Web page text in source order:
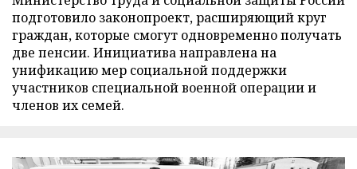
подготовило законопроект, расширяющий круг
граждан, которые смогут одновременно получать
две пенсии. Инициатива направлена на
унификацию мер социальной поддержки
участников специальной военной операции и
членов их семей.